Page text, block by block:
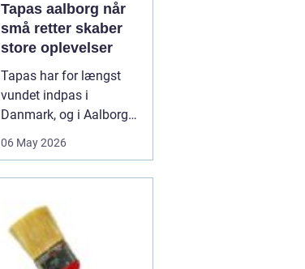
Tapas aalborg når
små retter skaber
store oplevelser
Tapas har for længst
vundet indpas i
Danmark, og i Aalborg
deres helt eget liv. Her
deletradition, og
resultatet er en afslappet
spiseform, hvor smag,
06 May 2026